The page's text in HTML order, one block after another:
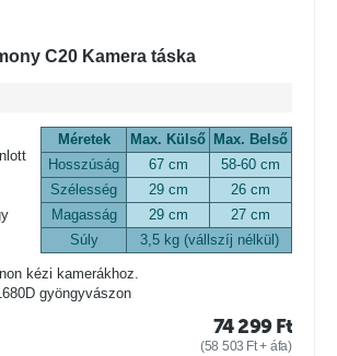
C20 Kamera táska
Méretek Max. Külső Max. Belső
Hosszúság
67 cm
58-60 cm
Szélesség
29 cm
26 cm
Magasság
29 cm
27 cm
Súly
3,5 kg (vállszíj nélkül)
kézi kamerákhoz.
gyöngyvászon
74 299 Ft
(58 503 Ft+ áfa)